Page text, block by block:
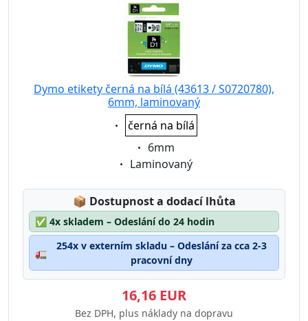
Dymo etikety černá na bílá (43613 / S0720780),
6mm, laminovaný
Eigenschaft:
černá na bílá
Eigenschaft:
6mm
Eigenschaft:
Laminovaný
📦 Lagerstatus:
Dostupnost a dodací lhůta
✅ 4x skladem – Odeslání do 24 hodin
🚛
254x v externím skladu – Odeslání za cca 2-3
pracovní dny
16,16 EUR
Bez DPH, plus náklady na dopravu